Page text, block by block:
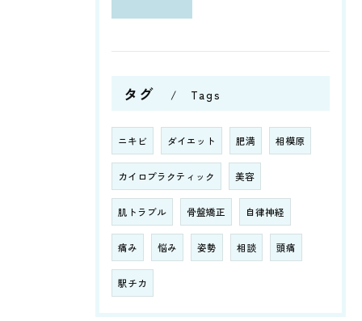
タグ Tags
ニキビ ダイエット 肥満 相模原
カイロプラクティック 美容
肌トラブル 骨盤矯正 自律神経
痛み 悩み 姿勢 相談 頭痛
駅チカ